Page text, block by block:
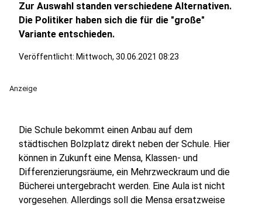
Zur Auswahl standen verschiedene Alternativen.
Die Politiker haben sich die für die "große"
Variante entschieden.
Veröffentlicht: Mittwoch, 30.06.2021 08:23
Anzeige
Die Schule bekommt einen Anbau auf dem
städtischen Bolzplatz direkt neben der Schule. Hier
können in Zukunft eine Mensa, Klassen- und
Differenzierungsräume, ein Mehrzweckraum und die
Bücherei untergebracht werden. Eine Aula ist nicht
vorgesehen. Allerdings soll die Mensa ersatzweise